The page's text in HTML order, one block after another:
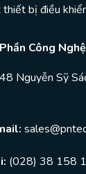
thiết bị điều
Công
Nguyễn Sỹ
(028) 38 158